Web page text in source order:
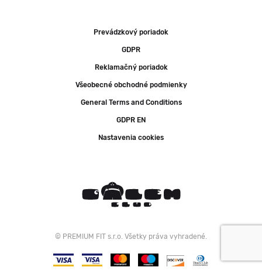
Prevádzkový poriadok
GDPR
Reklamačný poriadok
Všeobecné obchodné podmienky
General Terms and Conditions
GDPR EN
Nastavenia cookies
© PREMIUM FIT s.r.o. Všetky práva vyhradené.